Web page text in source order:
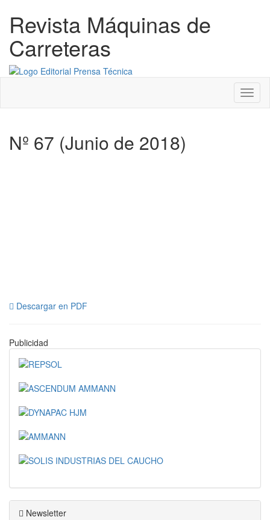
Revista Máquinas de
Carreteras
Menú
Nº 67 (Junio de 2018)
Descargar en PDF
Publicidad
Newsletter